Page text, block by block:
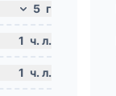
5 г
1 ч. л.
1 ч. л.